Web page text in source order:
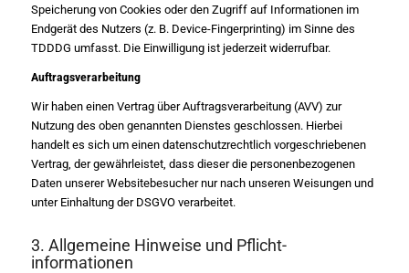
Speicherung von Cookies oder den Zugriff auf Informationen im
Endgerät des Nutzers (z. B. Device-Fingerprinting) im Sinne des
TDDDG umfasst. Die Einwilligung ist jederzeit widerrufbar.
Auftragsverarbeitung
Wir haben einen Vertrag über Auftragsverarbeitung (AVV) zur
Nutzung des oben genannten Dienstes geschlossen. Hierbei
handelt es sich um einen datenschutzrechtlich vorgeschriebenen
Vertrag, der gewährleistet, dass dieser die personenbezogenen
Daten unserer Websitebesucher nur nach unseren Weisungen und
unter Einhaltung der DSGVO verarbeitet.
3. Allgemeine Hinweise und Pflicht­
informationen